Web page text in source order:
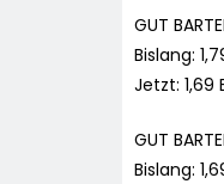
GUT
Bislang:
Jetzt: 1,69
GUT
Bislang: